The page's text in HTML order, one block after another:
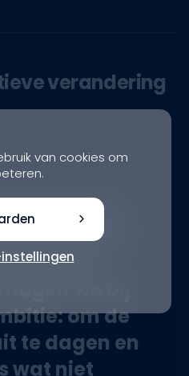
verandering
generaties
helden.
hoop.
om de
te dagen en
wat niet
van cookies om